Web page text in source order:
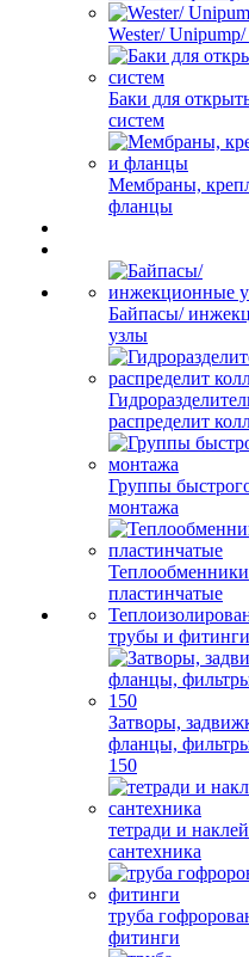
Wester/ Unipump/
Баки для
систем
Мембраны,
фланцы
Байпасы/
узлы
распределит
Группы
монтажа
Теплообменники
пластинчатые
трубы и фитинги
Затворы,
фланцы,
150
тетради и
сантехника
труба
фитинги